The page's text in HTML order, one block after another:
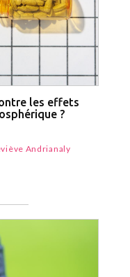
les effets
?
Andrianaly